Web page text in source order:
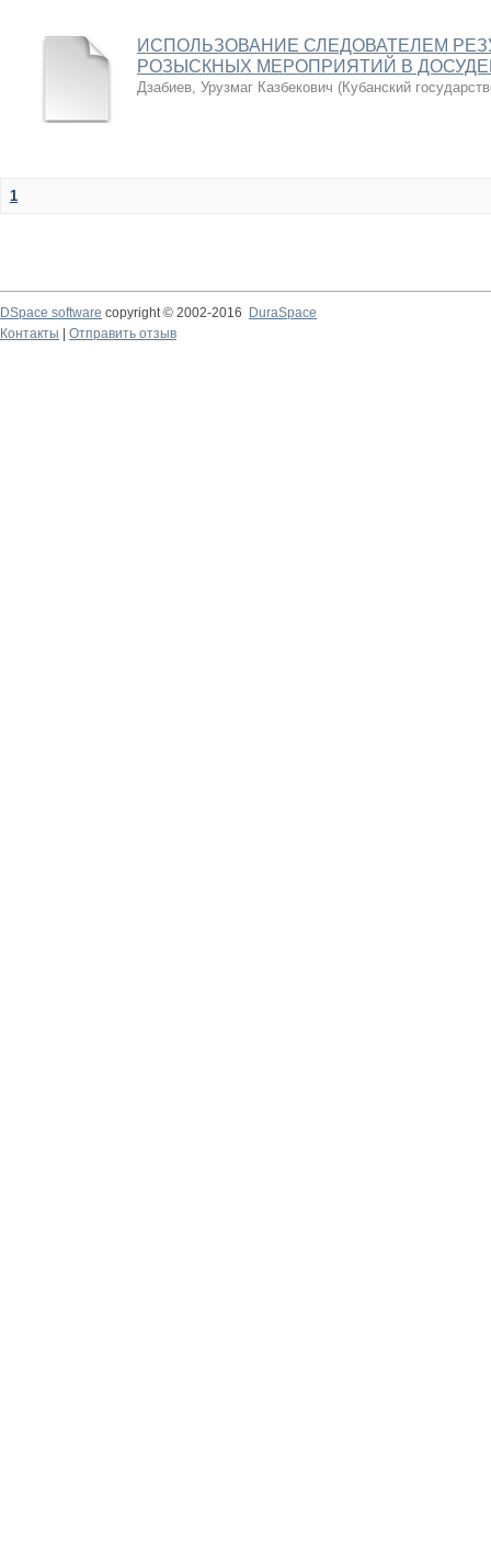
ИСПОЛЬЗОВАНИЕ СЛЕДОВАТЕЛЕМ
РОЗЫСКНЫХ МЕРОПРИЯТИЙ В
Дзабиев, Урузмаг Казбекович (Кубанский
1
DSpace software copyright © 2002-2016
DuraSpace
Контакты
Отправить отзыв